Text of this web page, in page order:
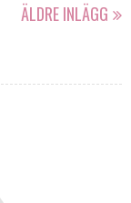
ÄLDRE INLÄGG